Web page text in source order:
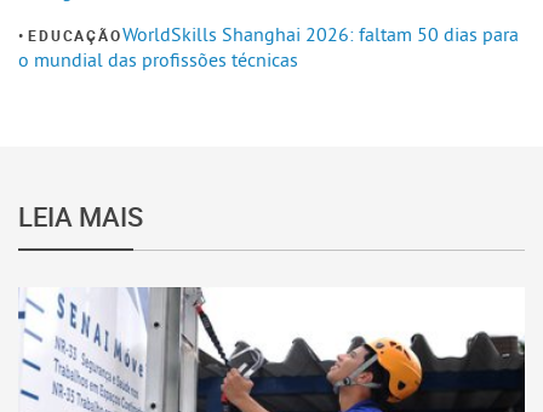
EDUCAÇÃOWorldSkills Shanghai 2026: faltam 50 dias para
o mundial das profissões técnicas
LEIA MAIS